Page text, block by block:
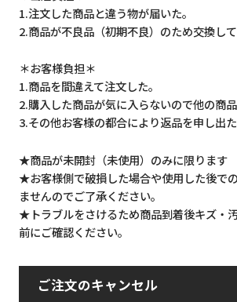
1.注文した商品と違う物が届いた。
2.商品が不良品（初期不良）のため交換し
＊お客様負担＊
1.商品を間違えて注文した。
2.購入した商品が気に入らないので他の商品
3.その他お客様の都合により返品を申し出
★商品が未開封（未使用）のみに限ります
★お客様側で破損した場合や使用した後で
ませんのでご了承ください。
★トラブルをさけるため商品到着後キズ・
前にご確認ください。
ご注文のキャンセル